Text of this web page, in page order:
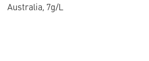
Australia, 7g/L